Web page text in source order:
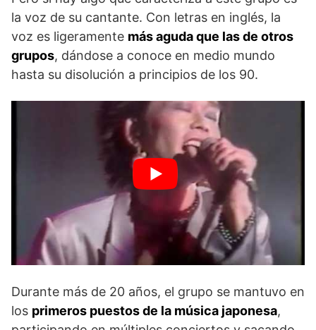
la voz de su cantante. Con letras en inglés, la
voz es ligeramente más aguda que las de otros
grupos, dándose a conoce en medio mundo
hasta su disolución a principios de los 90.
Durante más de 20 años, el grupo se mantuvo en
los primeros puestos de la música japonesa,